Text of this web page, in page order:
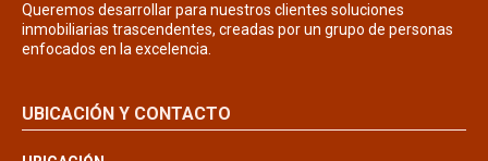
Queremos desarrollar para nuestros clientes soluciones
inmobiliarias trascendentes, creadas por un grupo de personas
enfocados en la excelencia.